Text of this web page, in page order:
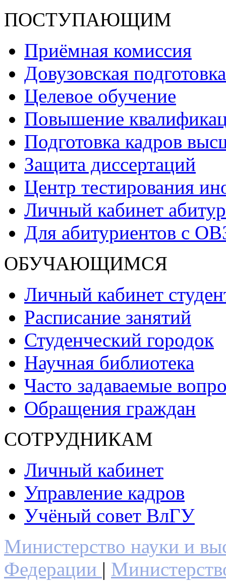
ПОСТУПАЮЩИМ
Приёмная комиссия
Довузовская подготовка
Целевое обучение
Повышение
Подготовка кадров
Защита диссертаций
Центр тестирования
Личный кабинет
Для абитуриентов с
ОБУЧАЮЩИМСЯ
Личный кабинет
Расписание занятий
Студенческий городок
Научная библиотека
Часто задаваемые
Обращения граждан
СОТРУДНИКАМ
Личный кабинет
Управление кадров
Учёный совет ВлГУ
Министерство науки и
Федерации |